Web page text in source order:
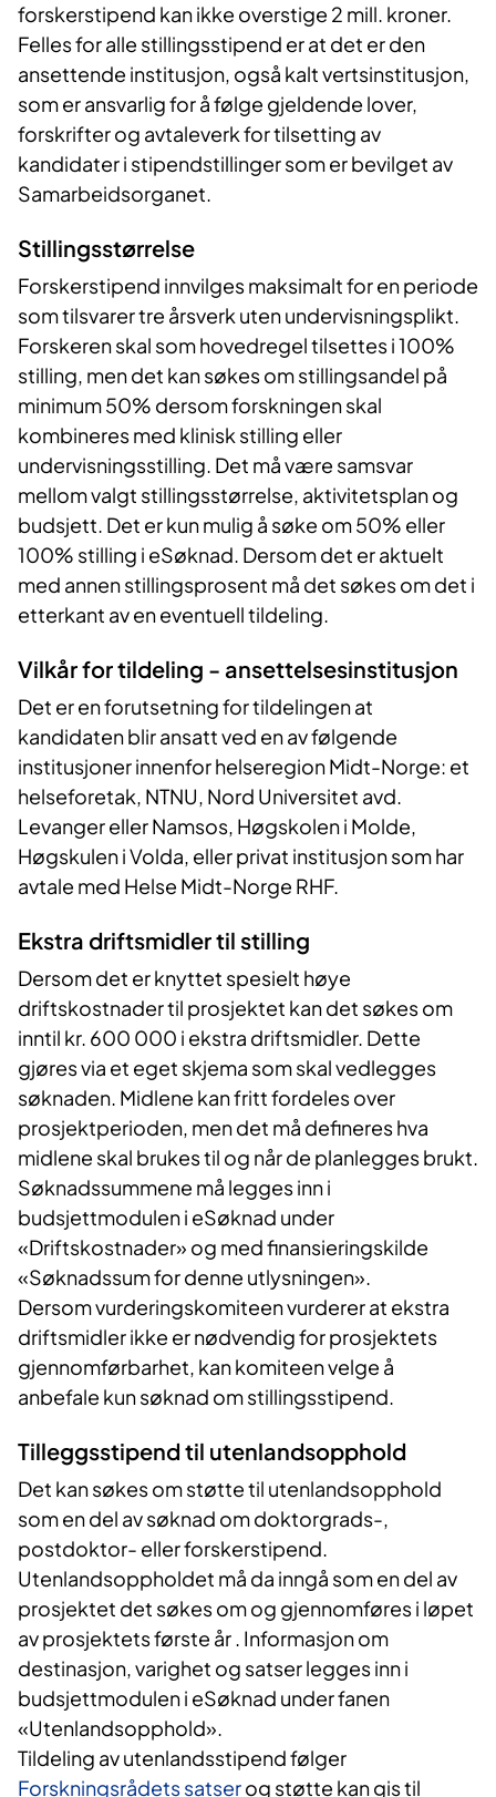
forskerstipend kan ikke overstige 2 mill. kroner.
Felles for alle stillingsstipend er at det er den
ansettende institusjon, også kalt vertsinstitusjon,
som er ansvarlig for å følge gjeldende lover,
forskrifter og avtaleverk for tilsetting av
kandidater i stipendstillinger som er bevilget av
Samarbeidsorganet.
Stillingsstørrelse
Forskerstipend innvilges maksimalt for en periode
som tilsvarer tre årsverk uten undervisningsplikt.
Forskeren skal som hovedregel tilsettes i 100%
stilling, men det kan søkes om stillingsandel på
minimum 50% dersom forskningen skal
kombineres med klinisk stilling eller
undervisningsstilling. Det må være samsvar
mellom valgt stillingsstørrelse, aktivitetsplan og
budsjett. Det er kun mulig å søke om 50% eller
100% stilling i eSøknad. Dersom det er aktuelt
med annen stillingsprosent må det søkes om det i
etterkant av en eventuell tildeling.
Vilkår for tildeling - ansettelsesinstitusjon
Det er en forutsetning for tildelingen at
kandidaten blir ansatt ved en av følgende
institusjoner innenfor helseregion Midt-Norge: et
helseforetak, NTNU, Nord Universitet avd.
Levanger eller Namsos, Høgskolen i Molde,
Høgskulen i Volda, eller privat institusjon som har
avtale med Helse Midt-Norge RHF.
Ekstra driftsmidler til stilling
Dersom det er knyttet spesielt høye
driftskostnader til prosjektet kan det søkes om
inntil kr. 600 000 i ekstra driftsmidler. Dette
gjøres via et eget skjema som skal vedlegges
søknaden. Midlene kan fritt fordeles over
prosjektperioden, men det må defineres hva
midlene skal brukes til og når de planlegges brukt.
Søknadssummene må legges inn i
budsjettmodulen i eSøknad under
«Driftskostnader» og med finansieringskilde
«Søknadssum for denne utlysningen».
Dersom vurderingskomiteen vurderer at ekstra
driftsmidler ikke er nødvendig for prosjektets
gjennomførbarhet, kan komiteen velge å
anbefale kun søknad om stillingsstipend.
Tilleggsstipend til utenlandsopphold
Det kan søkes om støtte til utenlandsopphold
som en del av søknad om doktorgrads-,
postdoktor- eller forskerstipend.
Utenlandsoppholdet må da inngå som en del av
prosjektet det søkes om og gjennomføres i løpet
av prosjektets første år . Informasjon om
destinasjon, varighet og satser legges inn i
budsjettmodulen i eSøknad under fanen
«Utenlandsopphold».
Tildeling av utenlandsstipend følger
Forskningsrådets satserog støtte kan gis til